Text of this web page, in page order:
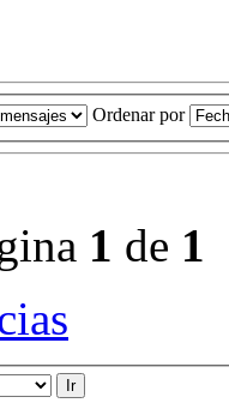
Ordenar por
1 de 1